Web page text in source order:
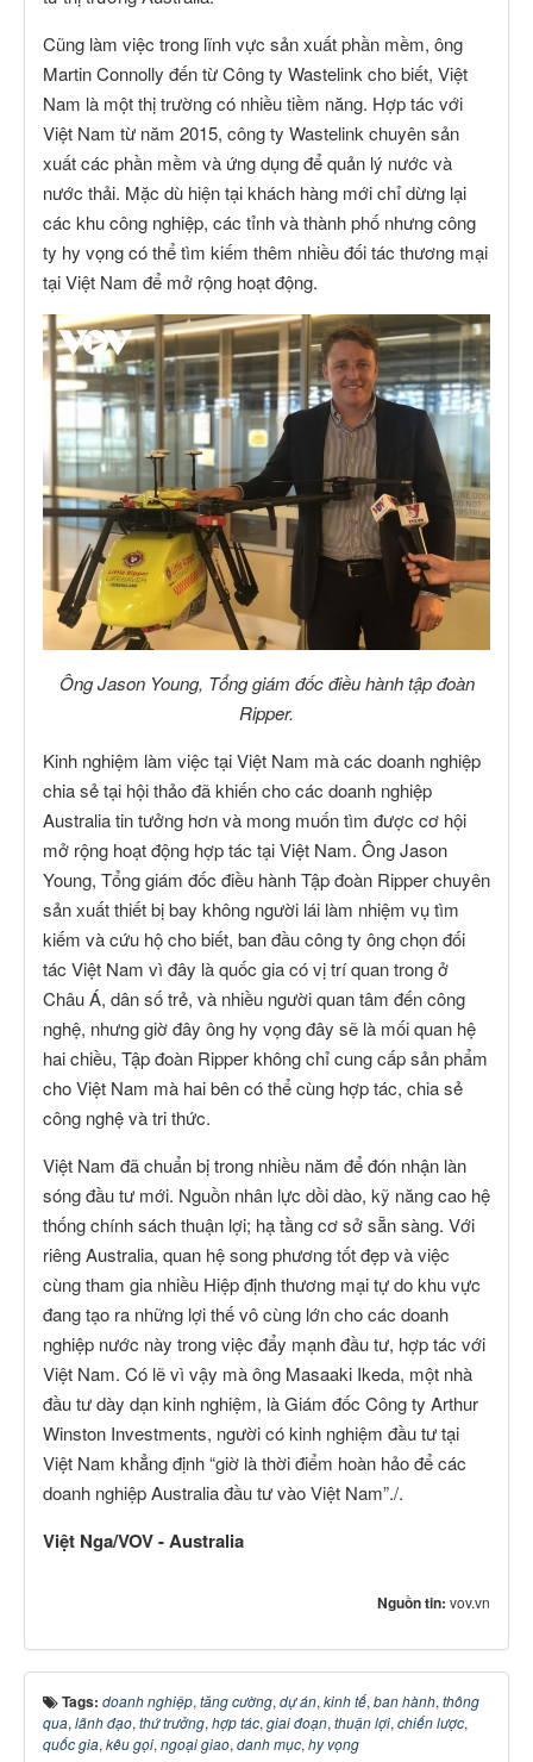
Cũng làm việc trong lĩnh vực sản xuất phần mềm, ông
Martin Connolly đến từ Công ty Wastelink cho biết, Việt
Nam là một thị trường có nhiều tiềm năng. Hợp tác với
Việt Nam từ năm 2015, công ty Wastelink chuyên sản
xuất các phần mềm và ứng dụng để quản lý nước và
nước thải. Mặc dù hiện tại khách hàng mới chỉ dừng lại
các khu công nghiệp, các tỉnh và thành phố nhưng công
ty hy vọng có thể tìm kiếm thêm nhiều đối tác thương mại
tại Việt Nam để mở rộng hoạt động.
Ông Jason Young, Tổng giám đốc điều hành tập đoàn
Ripper.
Kinh nghiệm làm việc tại Việt Nam mà các doanh nghiệp
chia sẻ tại hội thảo đã khiến cho các doanh nghiệp
Australia tin tưởng hơn và mong muốn tìm được cơ hội
mở rộng hoạt động hợp tác tại Việt Nam. Ông Jason
Young, Tổng giám đốc điều hành Tập đoàn Ripper chuyên
sản xuất thiết bị bay không người lái làm nhiệm vụ tìm
kiếm và cứu hộ cho biết, ban đầu công ty ông chọn đối
tác Việt Nam vì đây là quốc gia có vị trí quan trong ở
Châu Á, dân số trẻ, và nhiều người quan tâm đến công
nghệ, nhưng giờ đây ông hy vọng đây sẽ là mối quan hệ
hai chiều, Tập đoàn Ripper không chỉ cung cấp sản phẩm
cho Việt Nam mà hai bên có thể cùng hợp tác, chia sẻ
công nghệ và tri thức.
Việt Nam đã chuẩn bị trong nhiều năm để đón nhận làn
sóng đầu tư mới. Nguồn nhân lực dồi dào, kỹ năng cao hệ
thống chính sách thuận lợi; hạ tầng cơ sở sẵn sàng. Với
riêng Australia, quan hệ song phương tốt đẹp và việc
cùng tham gia nhiều Hiệp định thương mại tự do khu vực
đang tạo ra những lợi thế vô cùng lớn cho các doanh
nghiệp nước này trong việc đẩy mạnh đầu tư, hợp tác với
Việt Nam. Có lẽ vì vậy mà ông Masaaki Ikeda, một nhà
đầu tư dày dạn kinh nghiệm, là Giám đốc Công ty Arthur
Winston Investments, người có kinh nghiệm đầu tư tại
Việt Nam khẳng định “giờ là thời điểm hoàn hảo để các
doanh nghiệp Australia đầu tư vào Việt Nam”./.
Việt Nga/VOV - Australia
Nguồn tin: vov.vn
Tags: doanh nghiệp, tăng cường, dự án, kinh tế, ban hành, thông
qua, lãnh đạo, thứ trưởng, hợp tác, giai đoạn, thuận lợi, chiến lược,
quốc gia, kêu gọi, ngoại giao, danh mục, hy vọng